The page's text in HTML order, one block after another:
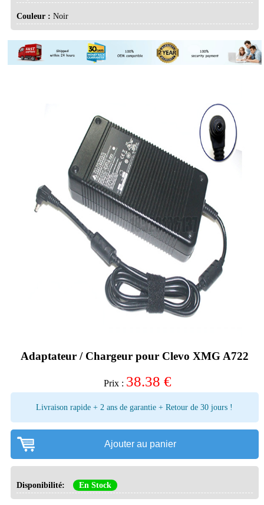
Couleur :Noir
Adaptateur / Chargeur pour Clevo XMG A722
Prix : 38.38 €
Livraison rapide + 2 ans de garantie + Retour de 30 jours !
Ajouter au panier
Disponibilité: En Stock